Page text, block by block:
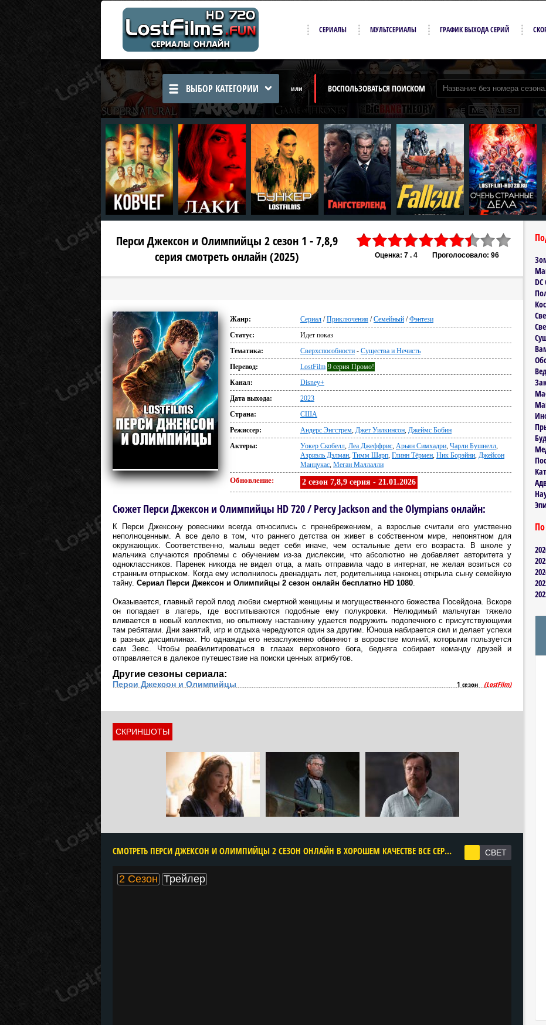
СЕРИАЛЫ МУЛЬТСЕРИАЛЫ ГРАФИК ВЫХОДА СЕРИЙ
ВЫБОР КАТЕГОРИИ или ВОСПОЛЬЗОВАТЬСЯ ПОИСКОМ
Оценка: 7 . 4 Проголосовало: 96
Перси Джексон и Олимпийцы 2 сезон 1 - 7,8,9
серия смотреть онлайн (2025)
Жанр: Сериал /Приключения /Семейный /Фэнтези
Статус:
Идет показ
Тематика:
Сверхспособности - Существа и Нечисть
Перевод:
LostFilm 9 серия Промо!
Канал:
Disney+
Дата выхода:
2023
Страна:
США
Режиссер:
Андерс Энгстрем, Джет Уилкинсон, Джеймс Бобин
Актеры:
Уокер Скобелл, Леа Джеффрис, Арьян Симхадри, Чарли Бушнелл,
Азриэль Дэлман, Тимм Шарп, Глинн Тёрмен, Ник Борэйни, Джейсон
Манцукас, Меган Маллалли
Обновление: 2 сезон 7,8,9 серия - 21.01.2026
Сюжет Перси Джексон и Олимпийцы HD 720 / Percy Jackson and the Olympians онлайн:
К Перси Джексону ровесники всегда относились с пренебрежением, а взрослые считали его умственно
неполноценным. А все дело в том, что раннего детства он живет в собственном мире, непонятном для
окружающих. Соответственно, малыш ведет себя иначе, чем остальные дети его возраста. В школе у
мальчика случаются проблемы с обучением из-за дислексии, что абсолютно не добавляет авторитета у
одноклассников. Паренек никогда не видел отца, а мать отправила чадо в интернат, не желая возиться со
странным отпрыском. Когда ему исполнилось двенадцать лет, родительница наконец открыла сыну семейную
тайну. Сериал Перси Джексон и Олимпийцы 2 сезон онлайн бесплатно HD 1080.
Оказывается, главный герой плод любви смертной женщины и могущественного божества Посейдона. Вскоре
он попадает в лагерь, где воспитываются подобные ему полукровки. Нелюдимый мальчуган тяжело
вливается в новый коллектив, но опытному наставнику удается подружить подопечного с присутствующими
там ребятами. Дни занятий, игр и отдыха чередуются один за другим. Юноша набирается сил и делает успехи
в разных дисциплинах. Но однажды его незаслуженно обвиняют в воровстве молний, которыми пользуется
сам Зевс. Чтобы реабилитироваться в глазах верховного бога, бедняга собирает команду друзей и
отправляется в далекое путешествие на поиски ценных атрибутов.
Другие сезоны сериала:
Перси Джексон и Олимпийцы 1 сезон (LostFilm)
СКРИНШОТЫ
CМОТРЕТЬ ПЕРСИ ДЖЕКСОН И ОЛИМПИЙЦЫ 2 СЕЗОН ОНЛАЙН В ХОРОШЕМ КАЧЕСТВЕ ВСЕ СЕРИИ ПОДРЯД БЕСПЛАТНО
2 Сезон Трейлер
DC